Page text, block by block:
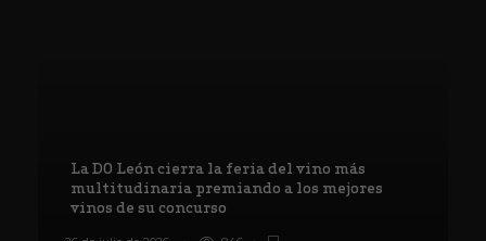
La DO León cierra la feria del vino más
multitudinaria premiando a los mejores
vinos de su concurso